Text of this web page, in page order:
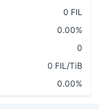
0 FIL
0.00%
0
0 FIL/TiB
0.00%